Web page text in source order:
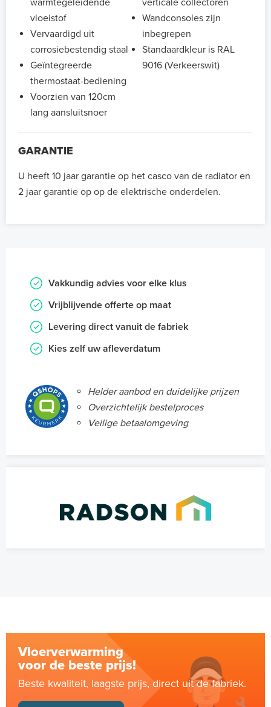
vloeistof
Vervaardigd uit
corrosiebestendig staal
Geïntegreerde
thermostaat-bediening
Voorzien van 120cm
lang aansluitsnoer
Wandconsoles zijn
inbegrepen
Standaardkleur is RAL
9016 (Verkeerswit)
GARANTIE
U heeft 10 jaar garantie op het casco van de radiator en
2 jaar garantie op op de elektrische onderdelen.
Vakkundig advies voor elke klus
Vrijblijvende offerte op maat
Levering direct vanuit de fabriek
Kies zelf uw afleverdatum
Helder aanbod en duidelijke prijzen
Overzichtelijk bestelproces
Veilige betaalomgeving
Vloerverwarming
voor de beste prijs!
Beste kwaliteit, laagste prijs, direct uit de fabriek.